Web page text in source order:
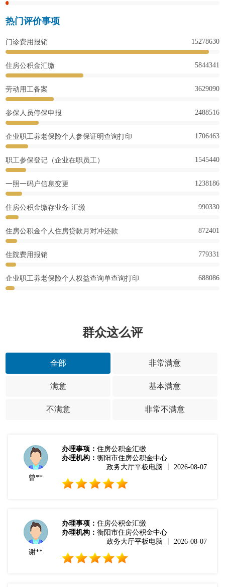
热门评价事项
门诊费用报销 15278630
住房公积金汇缴 5844341
劳动用工备案 3629090
参保人员停保申报 2488516
企业职工养老保险个人参保证明查询打印 1706463
职工参保登记（企业在职员工） 1545440
一照一码户信息变更 1238186
住房公积金缴存业务-汇缴 990330
住房公积金个人住房贷款月对冲还款 872401
住院费用报销 779331
企业职工养老保险个人权益查询单查询打印 688086
群众这么评
全部 非常满意
满意 基本满意
不满意 非常不满意